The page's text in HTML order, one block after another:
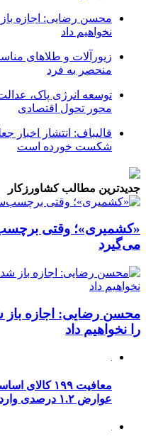
محسن رضایی: اجازه
نخواهیم داد
زیورآلات و طلاهای
منحصر به فرد
توسعه انرژی پاک،
محور تحول اقتصادی
قالیباف: انتشار
شکست خورده است
جدیدترین مطالب کشاورزکار
«کشمیری»؛ وقتی
می‌گیرد
محسن رضایی: اجازه باز
را نخواهیم داد
معافیت ۱۹۹
عوارض ۱.۲ درصدی واردات